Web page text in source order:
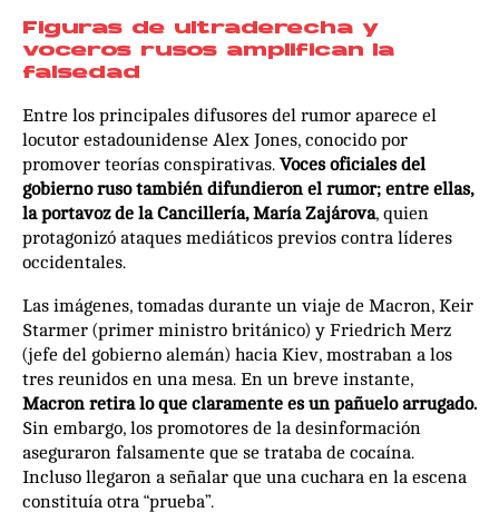
Figuras de ultraderecha y
voceros rusos amplifican la
falsedad
Entre los principales difusores del rumor aparece el
locutor estadounidense Alex Jones, conocido por
promover teorías conspirativas. Voces oficiales del
gobierno ruso también difundieron el rumor; entre ellas,
la portavoz de la Cancillería, María Zajárova, quien
protagonizó ataques mediáticos previos contra líderes
occidentales.
Las imágenes, tomadas durante un viaje de Macron, Keir
Starmer (primer ministro británico) y Friedrich Merz
(jefe del gobierno alemán) hacia Kiev, mostraban a los
tres reunidos en una mesa. En un breve instante,
Macron retira lo que claramente es un pañuelo arrugado.
Sin embargo, los promotores de la desinformación
aseguraron falsamente que se trataba de cocaína.
Incluso llegaron a señalar que una cuchara en la escena
constituía otra “prueba”.